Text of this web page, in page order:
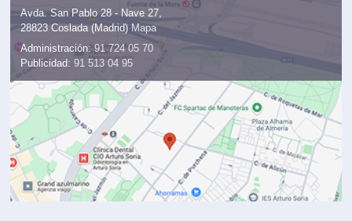
Avda. San Pablo 28 - Nave 27,
28823 Coslada (Madrid) Mapa
Administración: 91 724 05 70
Publicidad: 91 513 04 95